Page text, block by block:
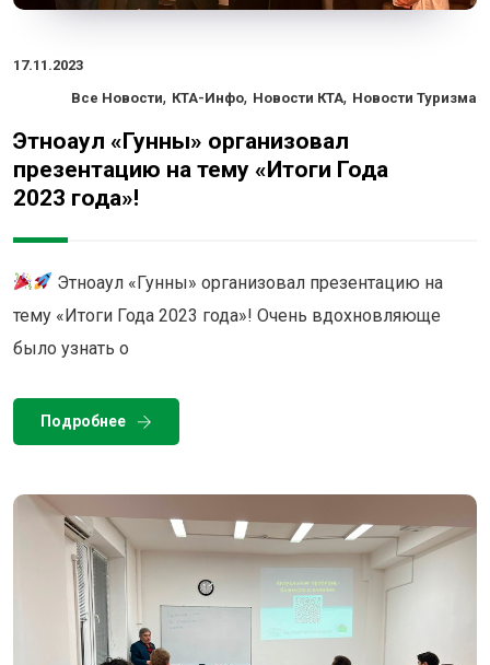
17.11.2023
Все Новости, КТА-Инфо, Новости КТА, Новости Туризма
Этноаул «Гунны» организовал
презентацию на тему «Итоги Года
2023 года»!
Этноаул «Гунны» организовал презентацию на
тему «Итоги Года 2023 года»! Очень вдохновляюще
было узнать о
Подробнее